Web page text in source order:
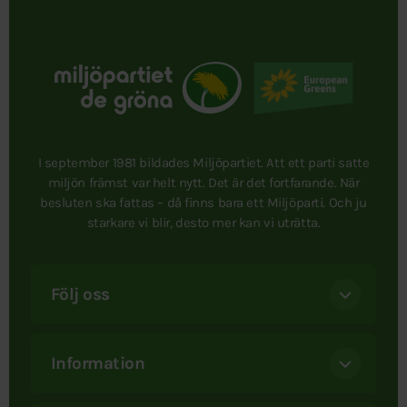
I september 1981 bildades Miljöpartiet. Att ett parti satte
miljön främst var helt nytt. Det är det fortfarande. När
besluten ska fattas – då finns bara ett Miljöparti. Och ju
starkare vi blir, desto mer kan vi uträtta.
Följ oss
Information